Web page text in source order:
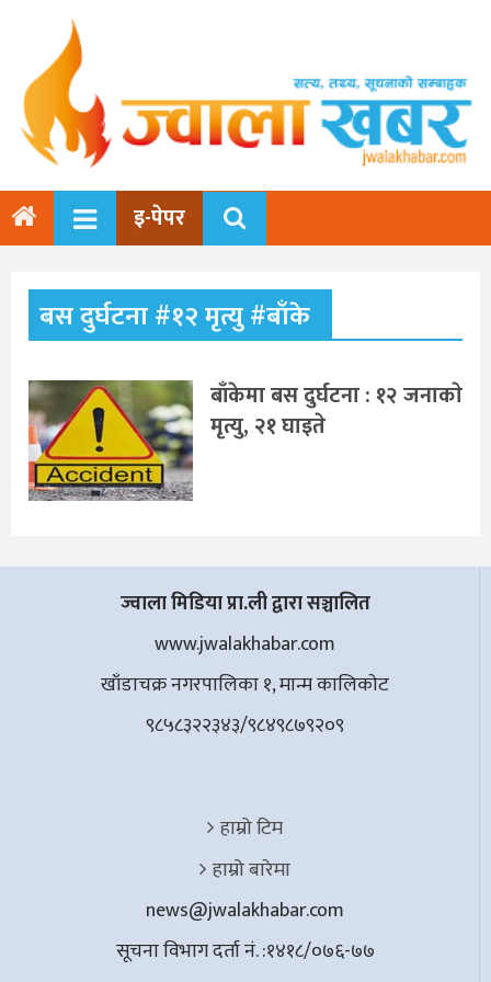
इ-पेपर
बस दुर्घटना #१२ मृत्यु #बाँके
बाँकेमा बस दुर्घटना : १२ जनाकाे
मृत्यु, २१ घाइते
ज्वाला मिडिया प्रा.ली द्वारा सञ्चालित
www.jwalakhabar.com
खाँडाचक्र नगरपालिका १, मान्म कालिकाेट
९८५८३२२३४३/९८४९८७९२०९
हाम्रो टिम
हाम्रो बारेमा
news@jwalakhabar.com
सूचना विभाग दर्ता नं. :१४१८/०७६-७७